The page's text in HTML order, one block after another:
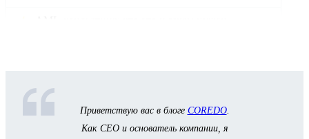
Приветствую вас в блоге COREDO.
Как CEO и основатель компании, я